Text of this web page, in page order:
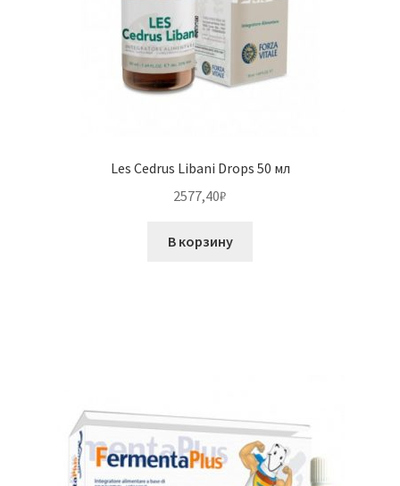
Les Cedrus Libani Drops 50 мл
2577,40₽
В корзину